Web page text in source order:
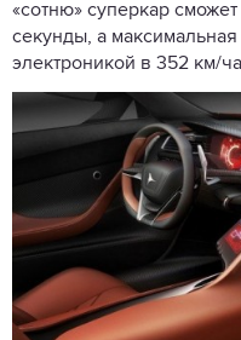
«сотню» суперкар
секунды, а
электроникой в 352 км/